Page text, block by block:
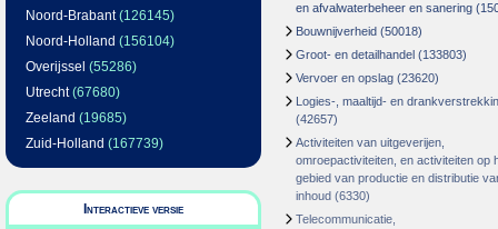
Noord-Brabant(126145)
Noord-Holland (156104)
Overijssel (55286)
Utrecht(67680)
Zeeland (19685)
Zuid-Holland (167739)
Interactieve versie
en afvalwaterbeheer en sanering
Bouwnijverheid (50018)
Groot- en detailhandel (133803)
Vervoer en opslag (23620)
Logies-, maaltijd- en
(42657)
Activiteiten van uitgeverijen,
omroepactiviteiten, en activiteiten op
gebied van productie en distributie
inhoud (6330)
Telecommunicatie,